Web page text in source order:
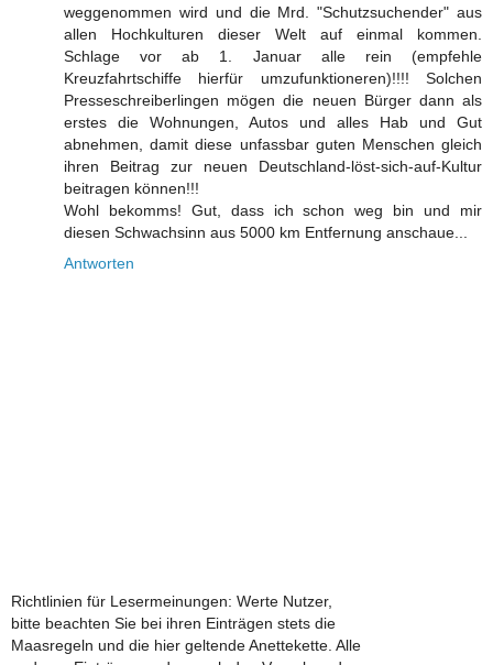
weggenommen wird und die Mrd. "Schutzsuchender" aus
allen Hochkulturen dieser Welt auf einmal kommen.
Schlage vor ab 1. Januar alle rein (empfehle
Kreuzfahrtschiffe hierfür umzufunktioneren)!!!! Solchen
Presseschreiberlingen mögen die neuen Bürger dann als
erstes die Wohnungen, Autos und alles Hab und Gut
abnehmen, damit diese unfassbar guten Menschen gleich
ihren Beitrag zur neuen Deutschland-löst-sich-auf-Kultur
beitragen können!!!
Wohl bekomms! Gut, dass ich schon weg bin und mir
diesen Schwachsinn aus 5000 km Entfernung anschaue...
Antworten
Richtlinien für Lesermeinungen: Werte Nutzer,
bitte beachten Sie bei ihren Einträgen stets die
Maasregeln und die hier geltende Anettekette. Alle